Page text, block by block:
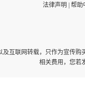
法律声明 帮助
及互联网转载，只作为宣传
相关费用，您若